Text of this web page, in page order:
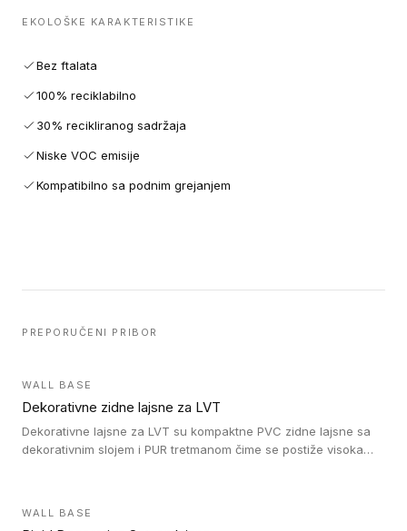
EKOLOŠKE KARAKTERISTIKE
Bez ftalata
100% reciklabilno
30% recikliranog sadržaja
Niske VOC emisije
Kompatibilno sa podnim grejanjem
PREPORUČENI PRIBOR
WALL BASE
Dekorativne zidne lajsne za LVT
Dekorativne lajsne za LVT su kompaktne PVC zidne lajsne sa
dekorativnim slojem i PUR tretmanom čime se postiže visoka
WALL BASE